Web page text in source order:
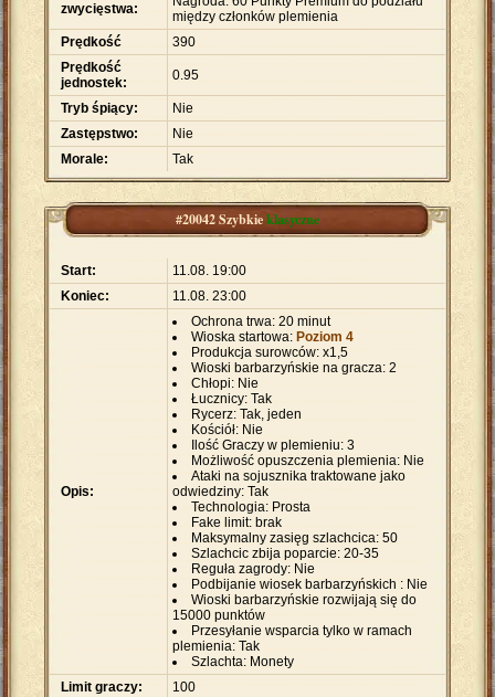
zwycięstwa:
między członków plemienia
Prędkość
390
Prędkość
jednostek:
0.95
Tryb śpiący:
Nie
Zastępstwo:
Nie
Morale:
Tak
#20042 Szybkieklasyczne
Start:
11.08. 19:00
Koniec:
11.08. 23:00
Opis:
Ochrona trwa: 20 minut
Wioska startowa: Poziom 4
Produkcja surowców: x1,5
Wioski barbarzyńskie na gracza: 2
Chłopi: Nie
Łucznicy: Tak
Rycerz: Tak, jeden
Kościół: Nie
Ilość Graczy w plemieniu: 3
Możliwość opuszczenia plemienia: Nie
Ataki na sojusznika traktowane jako
odwiedziny: Tak
Technologia: Prosta
Fake limit: brak
Maksymalny zasięg szlachcica: 50
Szlachcic zbija poparcie: 20-35
Reguła zagrody: Nie
Podbijanie wiosek barbarzyńskich : Nie
Wioski barbarzyńskie rozwijają się do
15000 punktów
Przesyłanie wsparcia tylko w ramach
plemienia: Tak
Szlachta: Monety
Limit graczy:
100